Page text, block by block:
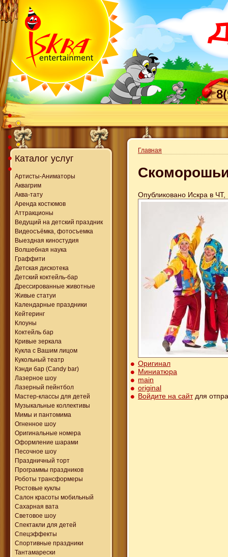
Каталог услуг
Артисты-Аниматоры
Аквагрим
Аква-тату
Аренда костюмов
Аттракционы
Ведущий на детский праздник
Видеосъёмка, фотосъемка
Выездная киностудия
Волшебная наука
Граффити
Детская дискотека
Детский коктейль-бар
Дрессированные животные
Живые статуи
Календарные праздники
Кейтеринг
Клоуны
Коктейль бар
Кривые зеркала
Кукла с Вашим лицом
Кукольный театр
Кэнди бар (Candy bar)
Лазерное шоу
Лазерный пейнтбол
Мастер-классы для детей
Музыкальные коллективы
Мимы и пантомима
Огненное шоу
Оригинальные номера
Оформление шарами
Песочное шоу
Праздничный торт
Программы праздников
Роботы трансформеры
Ростовые куклы
Салон красоты мобильный
Сахарная вата
Световое шоу
Спектакли для детей
Спецэффекты
Спортивные праздники
Тантамарески
Главная
Опубликовано Искра в
Оригинал
Миниатюра
main
original
Войдите на сайтдля